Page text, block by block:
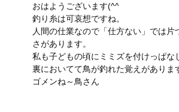
おはようございます(^^
釣り糸は可哀想ですね。
人間の仕業なので「仕方ない」では片
さがあります。
私も子どもの頃にミミズを付けっぱな
裏においてて鳥が釣れた覚えがありま
ゴメンね～鳥さん